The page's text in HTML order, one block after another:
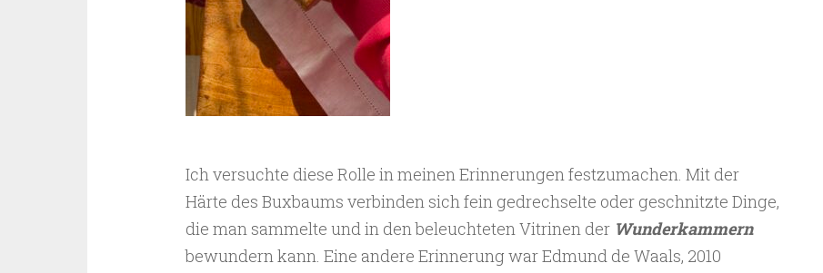
Ich versuchte diese Rolle in meinen Erinnerungen festzumachen. Mit der
Härte des Buxbaums verbinden sich fein gedrechselte oder geschnitzte Dinge,
die man sammelte und in den beleuchteten Vitrinen der Wunderkammern
bewundern kann. Eine andere Erinnerung war Edmund de Waals, 2010